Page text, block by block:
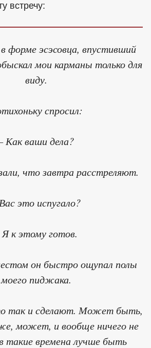
встречу:
форме эсэсовца, впустивший
мои карманы только для
виду.
спросил:
Как ваши дела?
что завтра расстреляют.
это испугало?
к этому готов.
он быстро ощупал полы
моего пиджака.
так и сделают. Может быть,
может, и вообще ничего не
времена лучше быть